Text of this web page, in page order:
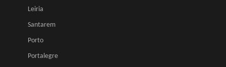
Leiria
Santarem
Porto
Portalegre